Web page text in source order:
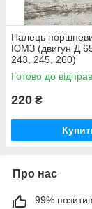
Палець
ЮМЗ (двигун Д
243, 245, 260)
Готово до
220 ₴
Про нас
99%